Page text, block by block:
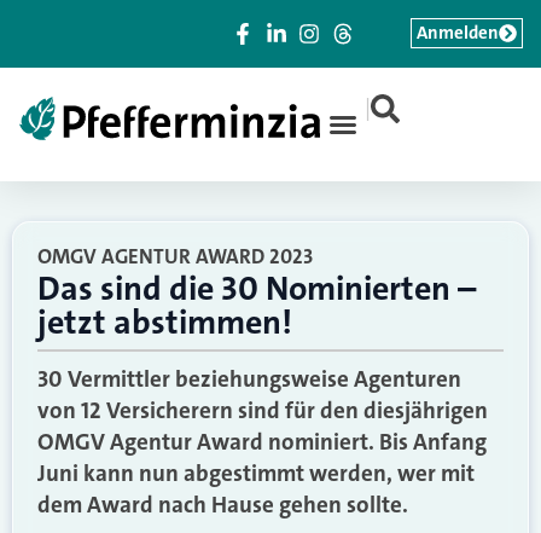
|
Anmelden
OMGV AGENTUR AWARD 2023
Das sind die 30 Nominierten –
jetzt abstimmen!
30 Vermittler beziehungsweise Agenturen
von 12 Versicherern sind für den diesjährigen
OMGV Agentur Award nominiert. Bis Anfang
Juni kann nun abgestimmt werden, wer mit
dem Award nach Hause gehen sollte.